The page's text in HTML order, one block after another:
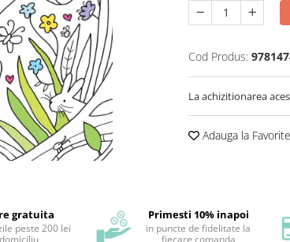
Cod Produs:
La achizitionarea
Adauga la Favorite
gratuita
peste 200 lei
Primesti 10% inapoi
in puncte de fidelitate la
fiecare comanda